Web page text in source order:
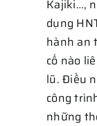
Kajiki…,
dụng
hành an
cố nào
lũ. Điều
công
những